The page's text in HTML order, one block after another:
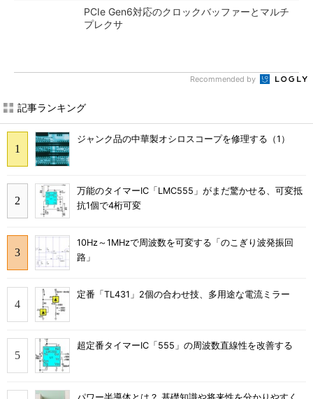
PCIe Gen6対応のクロックバッファーとマルチ
プレクサ
Recommended by
記事ランキング
ジャンク品の中華製オシロスコープを修理する（1）
万能のタイマーIC「LMC555」がまだ驚かせる、可変抵
抗1個で4桁可変
10Hz～1MHzで周波数を可変する「のこぎり波発振回
路」
定番「TL431」2個の合わせ技、多用途な電流ミラー
超定番タイマーIC「555」の周波数直線性を改善する